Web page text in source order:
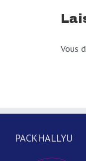
Vous
PACKHALLYU